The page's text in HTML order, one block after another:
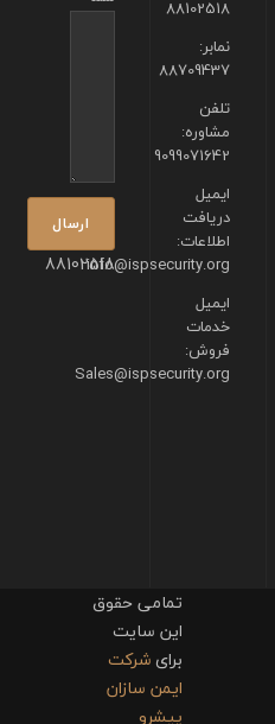
88102518
88102518
نمابر:
88709437
تلفن
مشاوره:
9099071642
ایمیل
دریافت
اطلاعات:
info@ispsecurity.org
ایمیل
خدمات
فروش:
Sales@ispsecurity.org
تمامی حقوق
این سایت
برایشرکت
ایمن سازان
پیشرو